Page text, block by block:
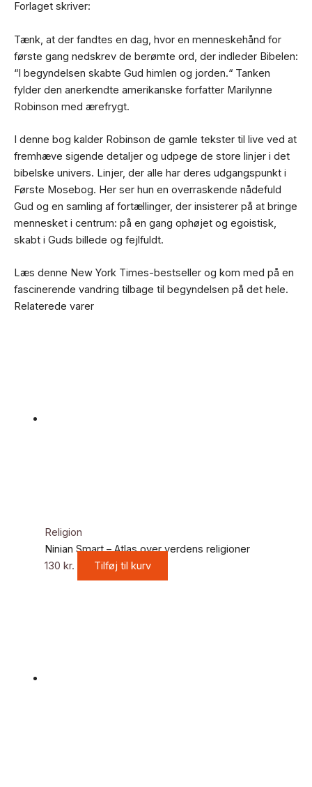
Forlaget skriver:
Tænk, at der fandtes en dag, hvor en menneskehånd for
første gang nedskrev de berømte ord, der indleder Bibelen:
“I begyndelsen skabte Gud himlen og jorden.“ Tanken
fylder den anerkendte amerikanske forfatter Marilynne
Robinson med ærefrygt.
I denne bog kalder Robinson de gamle tekster til live ved at
fremhæve sigende detaljer og udpege de store linjer i det
bibelske univers. Linjer, der alle har deres udgangspunkt i
Første Mosebog. Her ser hun en overraskende nådefuld
Gud og en samling af fortællinger, der insisterer på at bringe
mennesket i centrum: på en gang ophøjet og egoistisk,
skabt i Guds billede og fejlfuldt.
Læs denne New York Times-bestseller og kom med på en
fascinerende vandring tilbage til begyndelsen på det hele.
Relaterede varer
Religion
Ninian Smart – Atlas over verdens religioner
130 kr. Tilføj til kurv